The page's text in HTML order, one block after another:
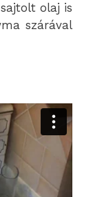
olaj is
szárával